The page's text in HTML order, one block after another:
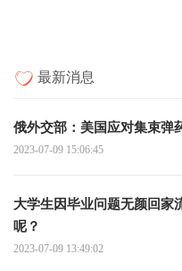
最新消息
俄外交部：美国应对集束弹
2023-07-09 15:06:45
大学生因毕业问题无颜回家
呢？
2023-07-09 13:49:02